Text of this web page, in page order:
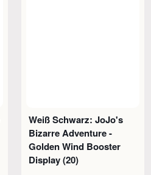
Weiß Schwarz: JoJo's
Bizarre Adventure -
Golden Wind Booster
Display (20)